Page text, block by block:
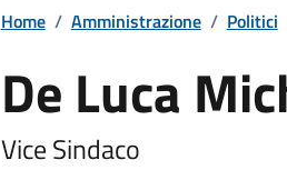
Home / Amministrazione / Politici
De Luca
Vice Sindaco